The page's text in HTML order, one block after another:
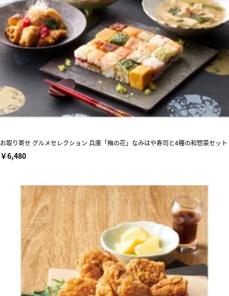
お取り寄せ グルメセレクション 兵庫「梅の花」なみはや寿司と4種の和惣菜セット
￥6,480